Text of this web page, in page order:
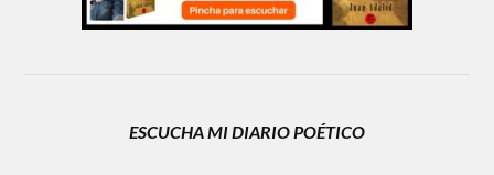
ESCUCHA MI DIARIO POÉTICO